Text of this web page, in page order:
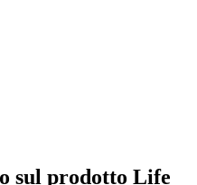
sul prodotto Life